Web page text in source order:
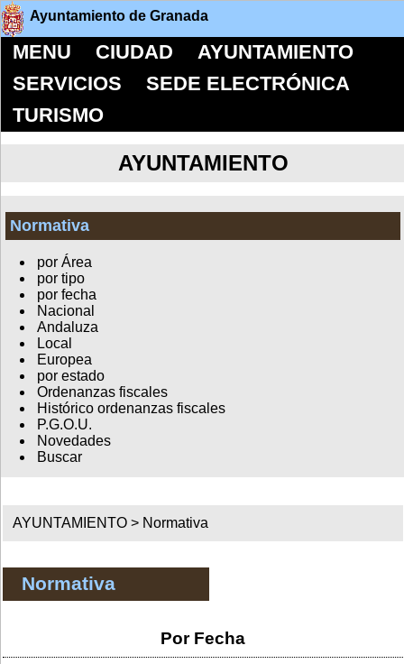
Ayuntamiento de Granada
MENU CIUDAD
AYUNTAMIENTO
SERVICIOS
SEDE ELECTRÓNICA
TURISMO
AYUNTAMIENTO
Normativa
por Área
por tipo
por fecha
Nacional
Andaluza
Local
Europea
por estado
Ordenanzas fiscales
Histórico ordenanzas fiscales
P.G.O.U.
Novedades
Buscar
AYUNTAMIENTO > Normativa
Normativa
Por Fecha